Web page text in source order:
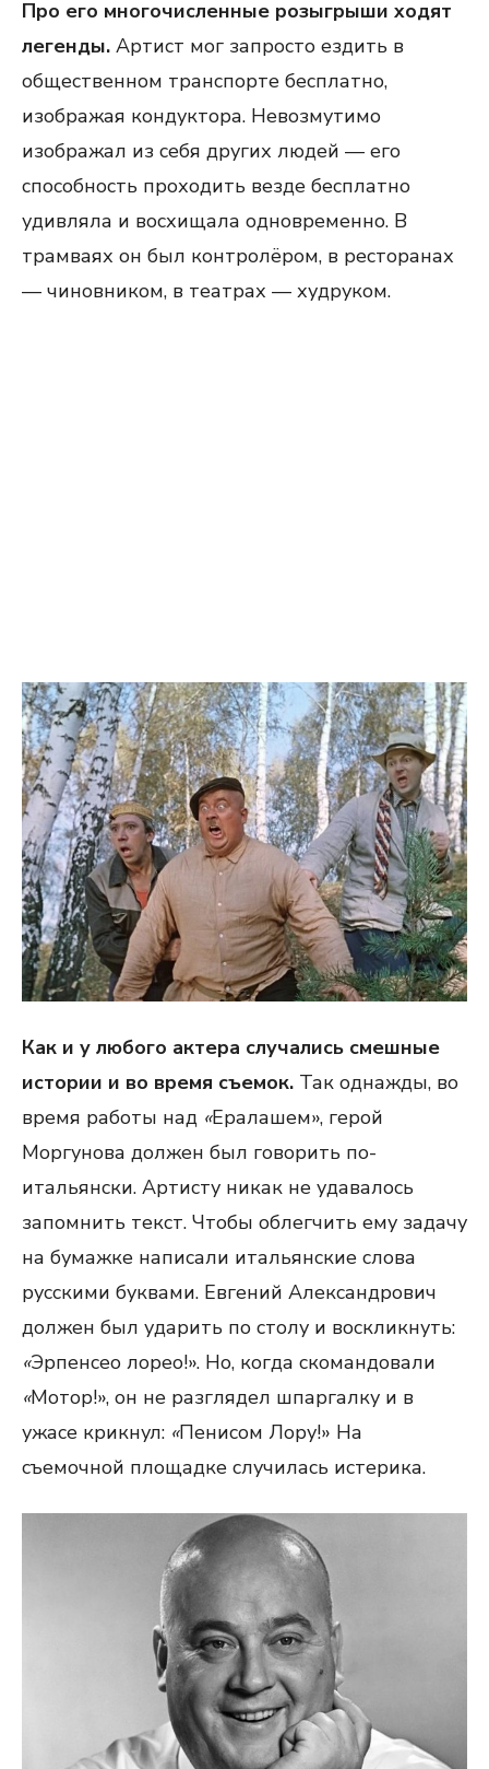
Про его многочисленные розыгрыши ходят
легенды. Артист мог запросто ездить в
общественном транспорте бесплатно,
изображая кондуктора. Невозмутимо
изображал из себя других людей — его
способность проходить везде бесплатно
удивляла и восхищала одновременно. В
трамваях он был контролёром, в ресторанах
— чиновником, в театрах — худруком.
Как и у любого актера случались смешные
истории и во время съемок. Так однажды, во
время работы над «Ералашем», герой
Моргунова должен был говорить по-
итальянски. Артисту никак не удавалось
запомнить текст. Чтобы облегчить ему задачу
на бумажке написали итальянские слова
русскими буквами. Евгений Александрович
должен был ударить по столу и воскликнуть:
«Эрпенсео лорео!». Но, когда скомандовали
«Мотор!», он не разглядел шпаргалку и в
ужасе крикнул: «Пенисом Лору!» На
съемочной площадке случилась истерика.